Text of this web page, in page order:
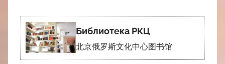
Библиотека РКЦ
北京俄罗斯文化中心图书馆